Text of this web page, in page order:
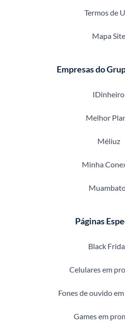
Termos de
Mapa Site
Empresas do
IDinheiro
Melhor
Méliuz
Minha
Páginas
Black
Celulares em
Fones de ouvido
Games em